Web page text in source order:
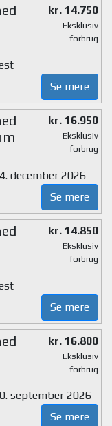
kr. 14.750
Eksklusiv
forbrug
Se mere
kr. 16.950
Eksklusiv
forbrug
december 2026
Se mere
kr. 14.850
Eksklusiv
forbrug
Se mere
kr. 16.800
Eksklusiv
forbrug
september 2026
Se mere